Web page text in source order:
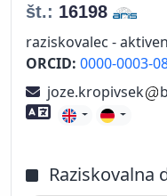
št.: 16198
raziskovalec -
ORCID: 0000-0003-
joze.kropivsek
Znanje tujih
Raziskovalna